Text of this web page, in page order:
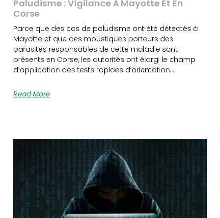
Paludisme : Vigilance À Mayotte Et En
Corse
Parce que des cas de paludisme ont été détectés à
Mayotte et que des moustiques porteurs des
parasites responsables de cette maladie sont
présents en Corse, les autorités ont élargi le champ
d’application des tests rapides d’orientation…
Read More